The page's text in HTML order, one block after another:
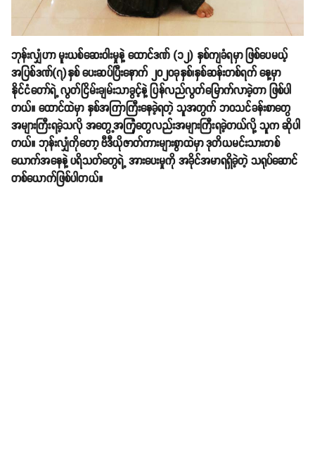
ဘုန်းလျှံဟာ မူးယစ်ဆေးဝါးမှုနဲ့ ထောင်ဒဏ် (၁၂) နှစ်ကျခံရမှာ ဖြစ်ပေမယ့်
အပြစ်ဒဏ်(၇)နှစ် ပေးဆပ်ပြီးနောက် ၂၀၂၀ခုနှစ်၊နှစ်ဆန်းတစ်ရက် နေ့မှာ
နိုင်ငံတော်ရဲ့ လွတ်ငြိမ်းချမ်းသာခွင့်နဲ့ ပြန်လည်လွတ်မြောက်လာခဲ့တာ ဖြစ်ပါ
တယ်။ ထောင်ထဲမှာ နှစ်အကြာကြီးနေခဲ့ရတဲ့ သူအတွက် ဘဝသင်ခန်းစာတွေ
အများကြီးရခဲ့သလို အတွေ့အကြုံတွေလည်းအများကြီးရခဲ့တယ်လို့ သူက ဆိုပါ
တယ်။ ဘုန်းလျှံကိုတော့ ဗီဒီယိုဇာတ်ကားများစွာထဲမှာ ဒုတိယမင်းသားတစ်
ယောက်အနေနဲ့ ပရိသတ်တွေရဲ့ အားပေးမှုကို အခိုင်အမာရရှိခဲ့တဲ့ သရုပ်ဆောင်
တစ်ယောက်ဖြစ်ပါတယ်။